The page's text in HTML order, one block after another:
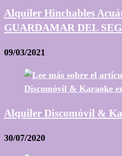
Alquiler Hinchables
GUARDAMAR DEL
09/03/2021
Alquiler Discomóvil &
30/07/2020